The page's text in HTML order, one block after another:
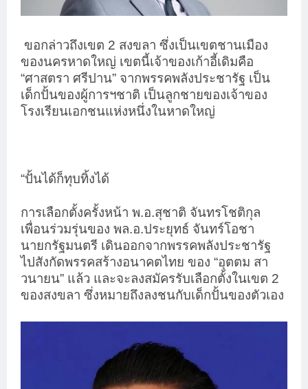
ขอกล่าวถึงเขต 2 สงขลา ซึ่งเป็นเขตชานเมือง
ของนครหาดใหญ่ เขตนี้เจ้าของเก้าอี้เดิมคือ
“ศาสตรา ศรีปาน” จากพรรคพลังประชารัฐ เป็น
เด็กปั้นของผู้การฯชาติ เป็นลูกชายของเจ้าของ
โรงเรียนเอกชนแห่งหนึ่งในหาดใหญ่
“ปั้นได้ก็ทุบทิ้งได้
การเลือกตั้งครั้งหน้า พ.อ.สุชาติ จันทรโชติกุล
เพื่อนร่วมรุ่นของ พล.อ.ประยุทธ์ จันทร์โอชา
นายกรัฐมนตรี เดินออกจากพรรคพลังประชารัฐ
ไปสังกัดพรรคสร้างอนาคตไทย ของ “อุตตม สา
วนายน” แล้ว และจะลงสมัครรับเลือกตั้งในเขต 2
ของสงขลา ซึ่งหมายถึงลงชนกับเด็กปั้นของตัวเอง